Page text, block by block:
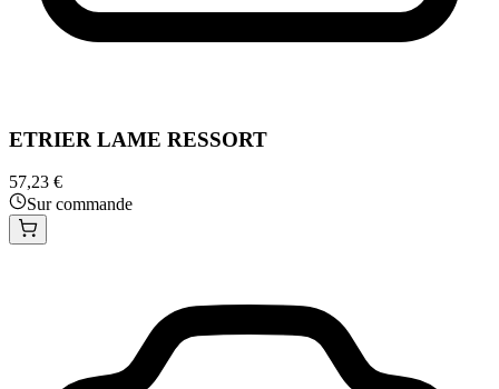
ETRIER LAME RESSORT
57,23 €
Sur commande